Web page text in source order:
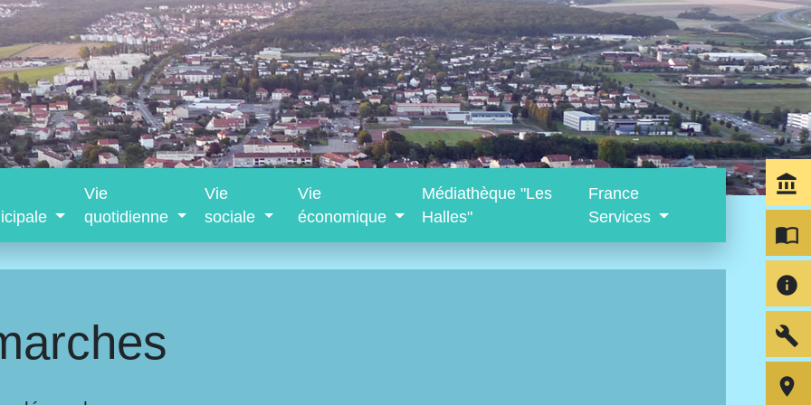
Vie
quotidienne
Vie
sociale
Vie
économique
Médiathèque "Les
Halles"
France
Services
account_balance
import_contacts
info
build
room